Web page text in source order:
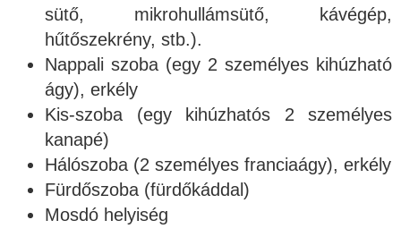
sütő, mikrohullámsütő, kávégép,
hűtőszekrény, stb.).
Nappali szoba (egy 2 személyes kihúzható
ágy), erkély
Kis-szoba (egy kihúzhatós 2 személyes
kanapé)
Hálószoba (2 személyes franciaágy), erkély
Fürdőszoba (fürdőkáddal)
Mosdó helyiség